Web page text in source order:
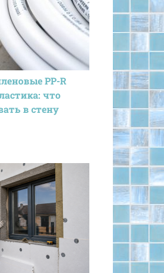
PP-R
что
в стену